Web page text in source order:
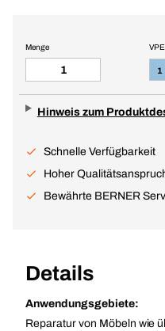
1
Menge
Hinweis zum
Schnelle Verfügbarkeit
Hoher
Bewährte BERNER
Details
Anwendungsgebiete:
Reparatur von Möbeln wie